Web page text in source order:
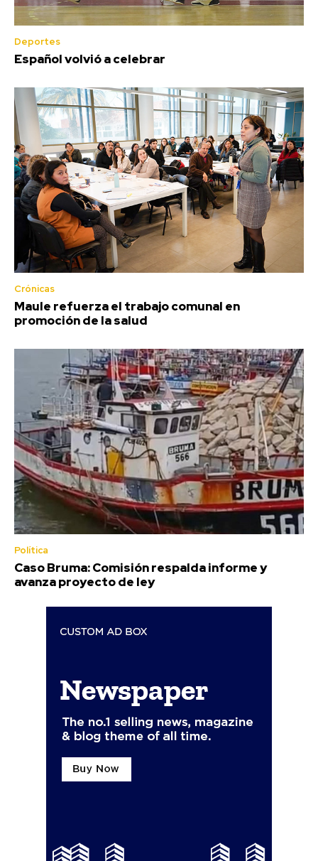
Deportes
Español volvió a celebrar
Crónicas
Maule refuerza el trabajo comunal en
promoción de la salud
Política
Caso Bruma: Comisión respalda informe y
avanza proyecto de ley